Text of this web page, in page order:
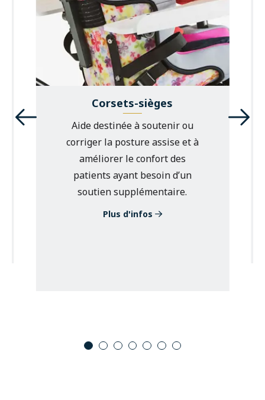
Corsets-sièges
Aide destinée à soutenir ou
corriger la posture assise et à
améliorer le confort des
patients ayant besoin d’un
soutien supplémentaire.
Plus d'infos